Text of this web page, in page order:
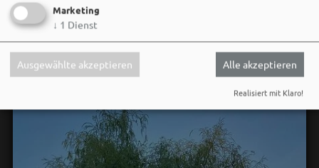
Gute Musik, beste Stimmung und ein Sommerabend,
der im Kopf bleibt. 🌿🎵
Wir sehen uns…
Marketing
↓ 1 Dienst
Ausgewählte akzeptieren Alle akzeptieren
Realisiert mit Klaro!